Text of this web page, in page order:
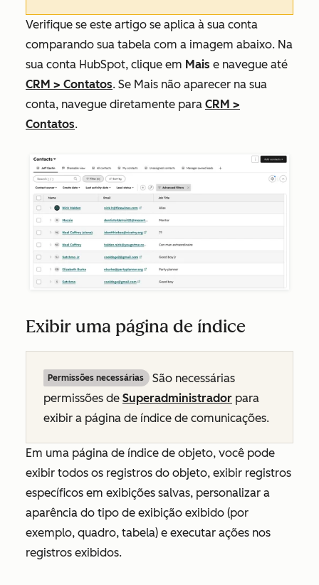
Verifique se este artigo se aplica à sua conta
comparando sua tabela com a imagem abaixo. Na
sua conta HubSpot, clique em Mais e navegue até
CRM > Contatos. Se Mais não aparecer na sua
conta, navegue diretamente para CRM >
Contatos.
Exibir uma página de índice
Permissões necessárias
São necessárias
permissões de Superadministrador para
exibir a página de índice de comunicações.
Em uma página de índice de objeto, você pode
exibir todos os registros do objeto, exibir registros
específicos em exibições salvas, personalizar a
aparência do tipo de exibição exibido (por
exemplo, quadro, tabela) e executar ações nos
registros exibidos.